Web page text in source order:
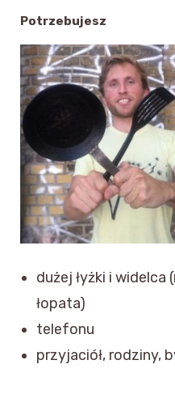
Potrzebujesz
dużej łyżki i widelca
łopata)
telefonu
przyjaciół, rodziny,